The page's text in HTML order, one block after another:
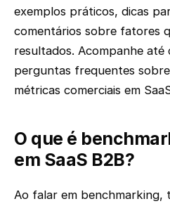
exemplos práticos, dicas
comentários sobre fatores
resultados. Acompanhe até
perguntas frequentes
métricas comerciais em
O que é
em SaaS B2B?
Ao falar em benchmarking,